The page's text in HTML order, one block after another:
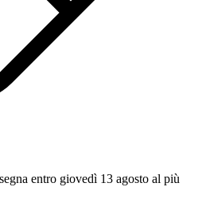
entro giovedì 13 agosto al più